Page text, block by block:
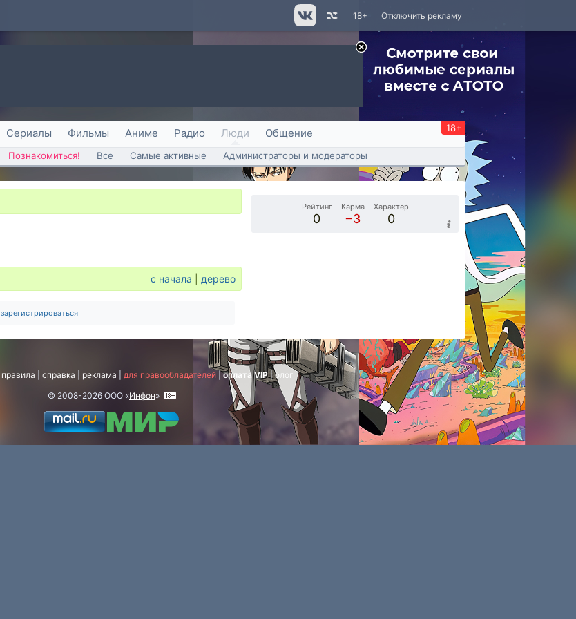
Отключить рекламу
18+
Сериалы Фильмы Аниме Радио Люди Общение 18+
Познакомиться! Все Самые активные Администраторы и модераторы
с начала дерево
зарегистрироваться
Рейтинг
0
Карма
−3
Характер
0
правила справка реклама для правообладателей |оплата VIP|блог
© 2008-2026 ООО «Инфон»